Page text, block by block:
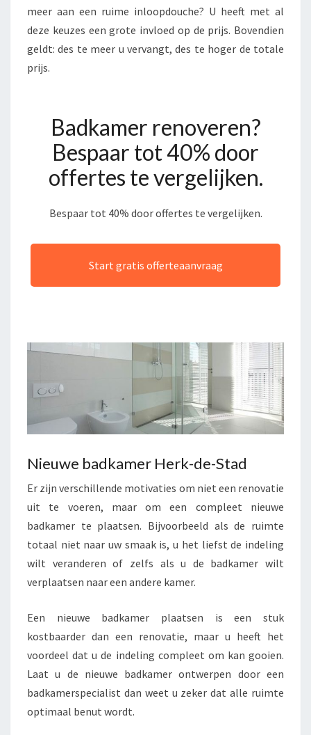
meer aan een ruime inloopdouche? U heeft met al
deze keuzes een grote invloed op de prijs. Bovendien
geldt: des te meer u vervangt, des te hoger de totale
prijs.
Badkamer renoveren?
Bespaar tot 40% door
offertes te vergelijken.
Bespaar tot 40% door offertes te vergelijken.
Start gratis offerteaanvraag
Nieuwe badkamer Herk-de-Stad
Er zijn verschillende motivaties om niet een renovatie
uit te voeren, maar om een compleet nieuwe
badkamer te plaatsen. Bijvoorbeeld als de ruimte
totaal niet naar uw smaak is, u het liefst de indeling
wilt veranderen of zelfs als u de badkamer wilt
verplaatsen naar een andere kamer.
Een nieuwe badkamer plaatsen is een stuk
kostbaarder dan een renovatie, maar u heeft het
voordeel dat u de indeling compleet om kan gooien.
Laat u de nieuwe badkamer ontwerpen door een
badkamerspecialist dan weet u zeker dat alle ruimte
optimaal benut wordt.